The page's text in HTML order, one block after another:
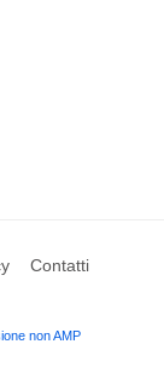
Contatti
non AMP